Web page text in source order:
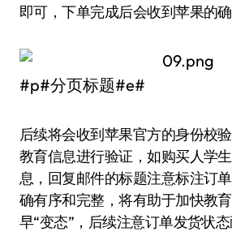
即可，下单完成后会收到苹果的确
#p#分页标题#e#
后续将会收到苹果官方的身份校
教育信息进行验证，如购买人学
息，回复邮件的标题注意标注订
确有序和完整，将有助于加快教
早“变态”，后续注意订单发货状